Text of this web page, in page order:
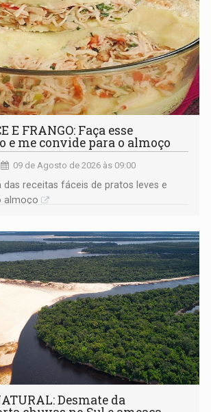
E FRANGO: Faça esse
e me convide para o almoço
09 de Agosto de 2026 às 09:00
das receitas fáceis de pratos leves e
almoço
Desmate da